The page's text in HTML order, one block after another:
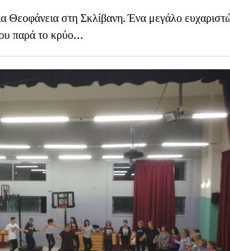
Θεοφάνεια στη Σκλίβανη. Ένα μεγάλο
παρά το κρύο…